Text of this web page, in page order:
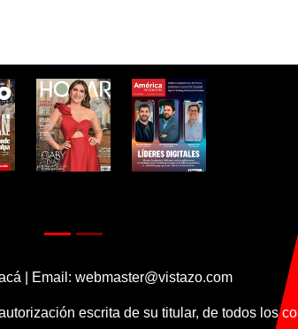
| Email: webmaster@vistazo.com
escrita de su titular, de todos los